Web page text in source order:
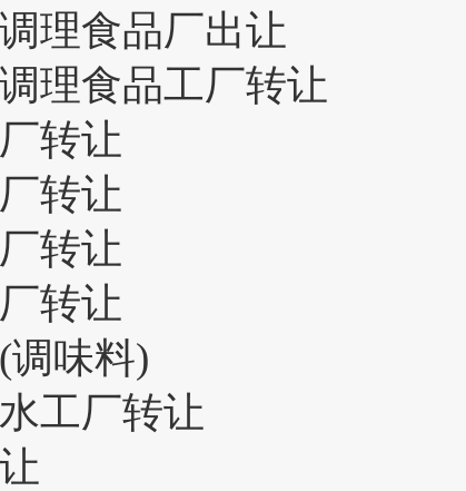
理食品厂出让
理食品工厂转让
转让
转让
转让
转让
调味料)
工厂转让